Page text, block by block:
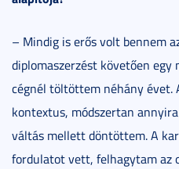
– Mindig is erős volt bennem
diplomaszerzést követően
cégnél töltöttem néhány évet.
kontextus, módszertan
váltás mellett döntöttem. A
fordulatot vett, felhagytam az